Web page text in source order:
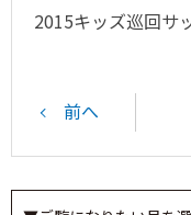
2015キッズ巡回サ
前へ